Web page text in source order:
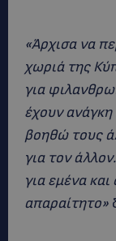
«Άρχισα να
χωριά της
για
έχουν ανάγκη
βοηθώ τους
για τον
για εμένα
απαραίτητο»